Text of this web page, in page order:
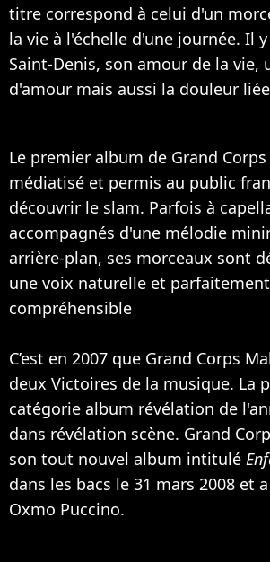
titre correspond à celui d'un
la vie à l'échelle d'une journée. Il
Saint-Denis, son amour de la vie,
d'amour mais aussi la douleur
Le premier album de Grand
médiatisé et permis au public
découvrir le slam. Parfois à
accompagnés d'une mélodie
arrière-plan, ses morceaux sont
une voix naturelle et parfaitement
compréhensible
C’est en 2007 que Grand Corps
deux Victoires de la musique. La
catégorie album révélation de
dans révélation scène. Grand
son tout nouvel album intitulé
dans les bacs le 31 mars 2008 et
Oxmo Puccino.